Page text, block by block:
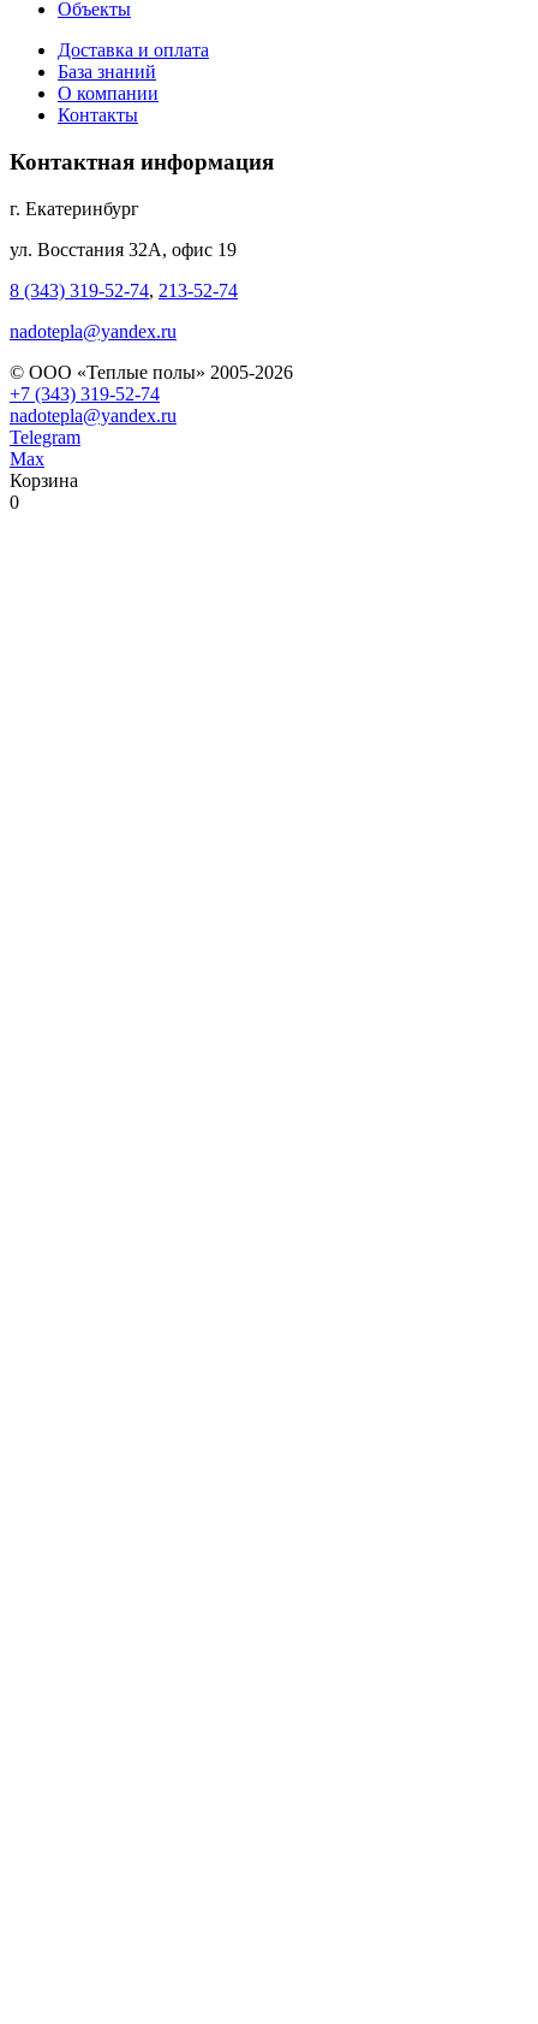
Объекты
Доставка и оплата
База знаний
О компании
Контакты
Контактная информация
г. Екатеринбург
ул. Восстания 32А, офис 19
8 (343) 319-52-74, 213-52-74
nadotepla@yandex.ru
© ООО «Теплые полы» 2005-2026
+7 (343) 319-52-74
nadotepla@yandex.ru
Telegram
Max
Корзина
0